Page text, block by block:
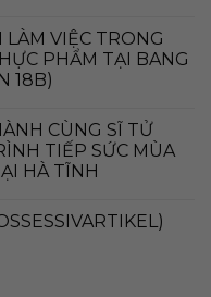
LÀM VIỆC TRONG
PHẨM TẠI BANG
18B)
CÙNG SĨ TỬ
TIẾP SỨC MÙA
HÀ TĨNH